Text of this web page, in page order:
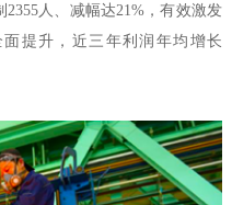
人、减幅达21%，有效激发
提升，近三年利润年均增长